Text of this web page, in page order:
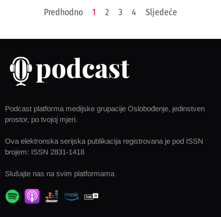
Predhodno 1 2 3 4 Sljedeće
Podcast platforma medijske grupacije Oslobođenje, jedinstven
prostor, po tvojoj mjeri.
Ova elektronska serijska publikacija registrovana je pod ISSN
brojem: ISSN 2831-1418
Slušajte nas na svim platformama